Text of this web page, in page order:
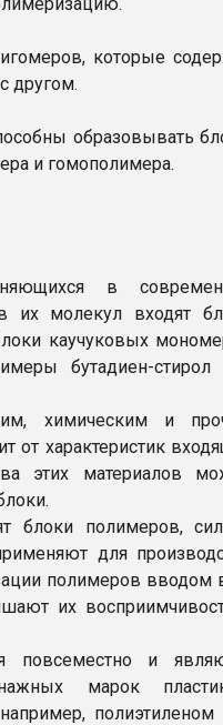
которые
другом.
образовывать
и гомополимера.
в
их молекул входят
каучуковых
бутадиен-стирол
химическим и
от характеристик
этих материалов
блоки полимеров,
для
полимеров вводом
их
повсеместно и
марок
полиэтиленом